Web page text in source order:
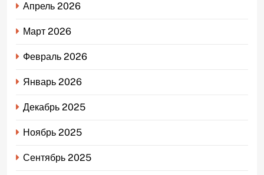
Апрель 2026
Март 2026
Февраль 2026
Январь 2026
Декабрь 2025
Ноябрь 2025
Сентябрь 2025